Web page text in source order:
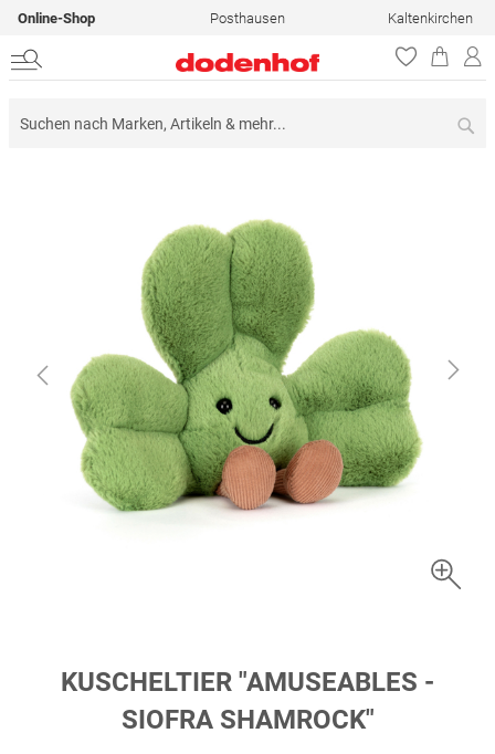
Online-Shop Posthausen Kaltenkirchen
AnfangKUSCHELTIER "AMUSEABLES -
SIOFRA SHAMROCK"